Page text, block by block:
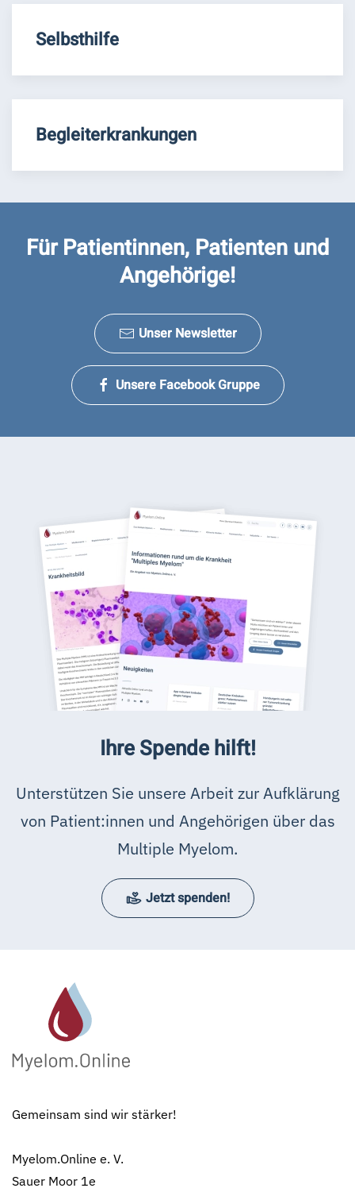
Selbsthilfe
Begleiterkrankungen
Für Patientinnen, Patienten und
Angehörige!
Unser Newsletter
Unsere Facebook Gruppe
Ihre Spende hilft!
Unterstützen Sie unsere Arbeit zur Aufklärung
von Patient:innen und Angehörigen über das
Multiple Myelom.
Jetzt spenden!
Gemeinsam sind wir stärker!
Myelom.Online e. V.
Sauer Moor 1e